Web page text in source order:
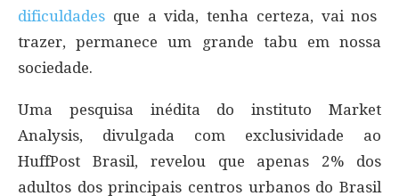
dificuldades que a vida, tenha certeza, vai nos
trazer, permanece um grande tabu em nossa
sociedade.
Uma pesquisa inédita do instituto Market
Analysis, divulgada com exclusividade ao
HuffPost Brasil, revelou que apenas 2% dos
adultos dos principais centros urbanos do Brasil